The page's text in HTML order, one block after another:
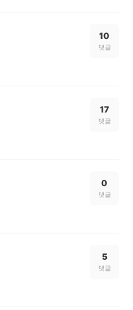
10
댓글
17
댓글
0
댓글
5
댓글